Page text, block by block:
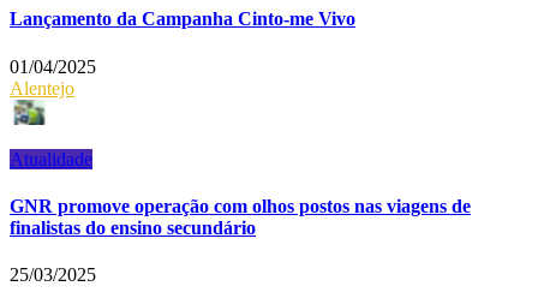
Lançamento da Campanha Cinto-me Vivo
01/04/2025
Alentejo
Atualidade
GNR promove operação com olhos postos nas viagens de
finalistas do ensino secundário
25/03/2025